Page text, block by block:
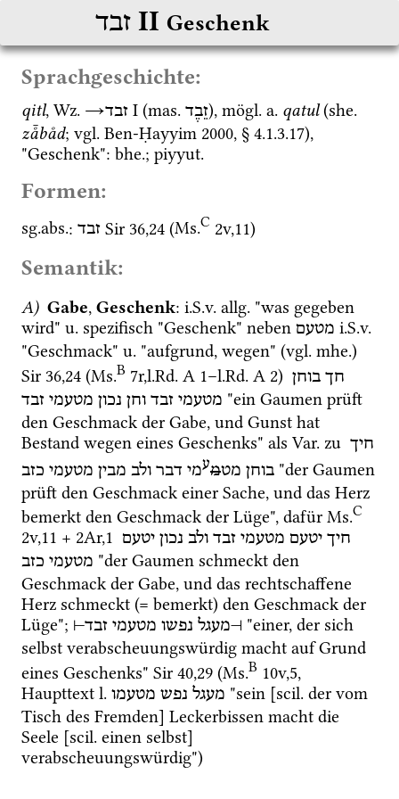
זבד‎ II Geschenk
Sprachgeschichte:
qitl, Wz. →זבד ‎ I (mas. זֵבֶד), mögl. a. qatul (she.
zå̄båd; vgl. Ben-Ḥayyim 2000, § 4.1.3.17),
"Geschenk": bhe.; piyyut.
Formen:
sg.abs.: זבד Sir 36,24 (Ms.C 2v,11)
Semantik:
A) Gabe, Geschenk: i.S.v. allg. "was gegeben
wird" u. spezifisch "Geschenk" neben מטעם i.S.v.
"Geschmack" u. "aufgrund, wegen" (vgl. mhe.
Sir 36,24 (Ms.B 7r,l.Rd. A 1–l.Rd. A 2) חך בוחן
מטעמי זבד וחן נכון מטעמי זבד
"ein Gaumen prüft
den Geschmack der Gabe, und Gunst hat
Bestand wegen eines Geschenks" als Var. zu חיך
בוחן מטמעמי דבר ולב מבין מטעמי כזב
"der Gaumen
prüft den Geschmack einer Sache, und das Herz
bemerkt den Geschmack der Lüge", dafür Ms.C
2v,11 + 2Ar,1 חיך יטעם מטעמי זבד ולב נכון יטעם
מטעמי כזב
"der Gaumen schmeckt den
Geschmack der Gabe, und das rechtschaffene
Herz schmeckt (= bemerkt) den Geschmack der
Lüge";
⊢מעגל נפשו מטעמי זבד⊣
"einer, der sich
selbst verabscheuungswürdig macht auf Grund
eines Geschenks" Sir 40,29 (Ms.B 10v,5,
Haupttext l. מעגל נפש מטעמו "sein [scil. der vom
Tisch des Fremden] Leckerbissen macht die
Seele [scil. einen selbst]
verabscheuungswürdig")